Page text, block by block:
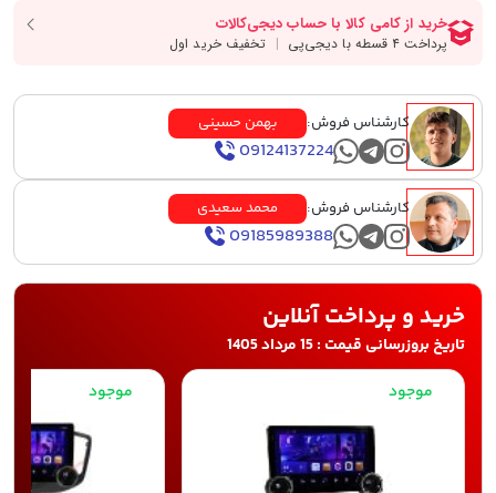
کارشناس فروش: بهمن حسینی
09124137224
کارشناس فروش: محمد سعیدی
09185989388
خرید و پرداخت آنلاین
تاریخ بروزرسانی قیمت : 15 مرداد 1405
موجود
موجود